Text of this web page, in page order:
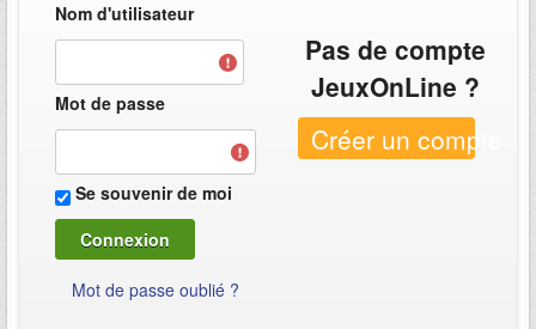
Nom d'utilisateur
Mot de passe
Se souvenir de moi
Mot de passe oublié ?
Pas de compte
JeuxOnLine ?
Créer un compte